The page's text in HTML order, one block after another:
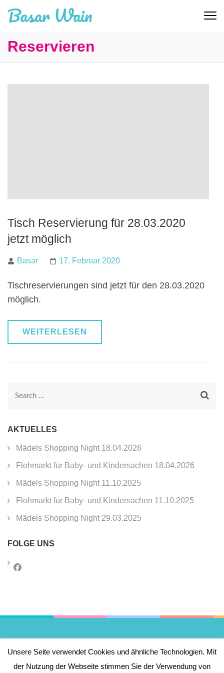
Basar Wain
Reservieren
Tisch Reservierung für 28.03.2020
jetzt möglich
Basar 17. Februar 2020
Tischreservierungen sind jetzt für den 28.03.2020
möglich.
WEITERLESEN
Search
AKTUELLES
Mädels Shopping Night 18.04.2026
Flohmarkt für Baby- und Kindersachen 18.04.2026
Mädels Shopping Night 11.10.2025
Flohmarkt für Baby- und Kindersachen 11.10.2025
Mädels Shopping Night 29.03.2025
FOLGE UNS
Impressum
Datenschutzerklärung
Unsere Seite verwendet Cookies und ähnliche Technologien. Mit
der Nutzung der Webseite stimmen Sie der Verwendung von